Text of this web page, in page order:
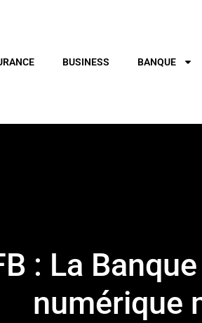
BUSINESS BANQUE
: La
numérique